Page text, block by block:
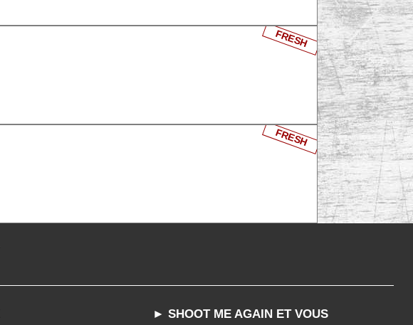
FRESH
FRESH
► SHOOT ME AGAIN ET VOUS